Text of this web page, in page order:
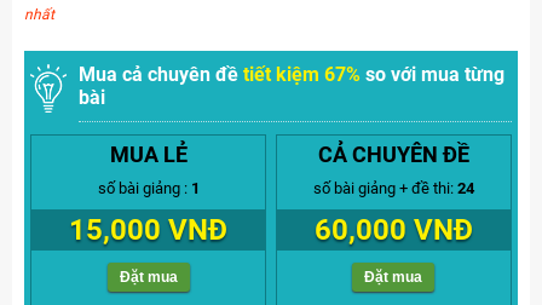
nhất
Mua cả chuyên đề tiết kiệm 67% so với mua từng
bài
MUA LẺ
số bài giảng : 1
15,000 VNĐ
Đặt mua
CẢ CHUYÊN ĐỀ
số bài giảng + đề thi: 24
60,000 VNĐ
Đặt mua